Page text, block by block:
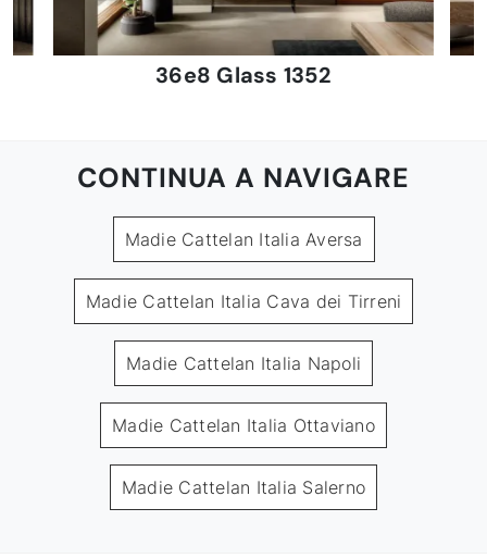
36e8 Glass 1352
CONTINUA A NAVIGARE
Madie Cattelan Italia Aversa
Madie Cattelan Italia Cava dei Tirreni
Madie Cattelan Italia Napoli
Madie Cattelan Italia Ottaviano
Madie Cattelan Italia Salerno